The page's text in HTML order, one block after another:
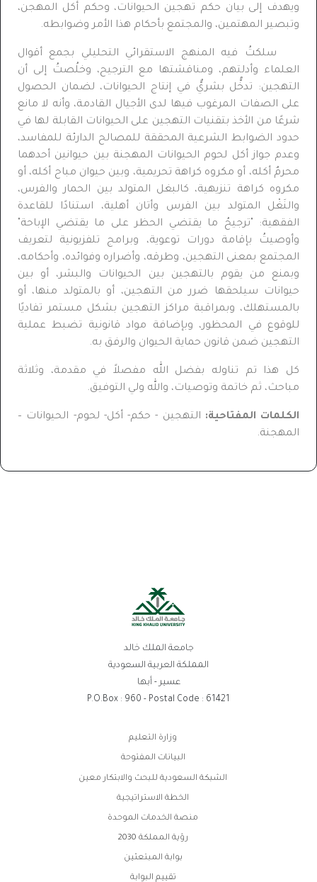
ويهدف إلى بيان حكم تهجين الحيوانات، وحكم أكل المهجن،
وتبصير المهتمين، والمجتمع بأحكام هذا الأمر وضوابطه.
سلكتُ فيه المنهج الاستقرائي التحليلي بجمع أقوال
العلماء وأدلتهم، ومناقشتها مع الترجيح، وخلُصتُ إلى أن
التهجين: تدخُّل بشريٌّ في إنتاج الحيوانات، لضمان الحصول
على الصفات المرغوب فيها لدى الأجيال القادمة، وأنه لا مانع
شرعًا من الأخذ بتقنيات التهجين على الحيوانات القابلة لها في
حدود الضوابط الشرعية المحققة للمصالح الدارئة للمفاسد،
وعدم جواز أكل لحوم الحيوانات المهجنة بين حيوانين أحدهما
محرمٌ أكله، أو مكروه كراهة تحريمية، وبين حيوان مباح أكله، أو
مكروه كراهة تنزيهية، كالبغل المتولد بين الحمار والفرس،
والنَغْل المتولد بين الفرس وأتان أهلية، استنادًا للقاعدة
الفقهية: "ترجيحُ ما يقتضي الحظر على ما يقتضي الإباحة"
وأوصيتُ بإقامة دورات توعوية، وبرامج تلفزيونية لتعريف
المجتمع بمعنى التهجين، وطرقه، وأضراره وفوائده، وأحكامه،
وبمنع من يقوم بالتهجين بين الحيوانات والبشر، أو بين
حيوانات سيلحقها ضرر من التهجين، أو بالمتولد منها، أو
بالمستهلك، وبمراقبة مراكز التهجين بشكل مستمر تفاديًا
للوقوع في المحظور، وبإضافة مواد قانونية تضبط عملية
التهجين ضمن قانون حماية الحيوان والرفق به.
كل هذا تم تناوله بفضل الله مفصلاً في مقدمة، وثلاثة
مباحث، ثم خاتمة وتوصيات، والله ولي التوفيق.
الكلمات المفتاحية: التهجين - حكم- أكل- لحوم- الحيوانات –
المهجنة.
جامعة الملك خالد
المملكة العربية السعودية
عسير - أبها
P.O.Box : 960 - Postal Code : 61421
وزارة التعليم
البيانات المفتوحة
الشبكة السعودية للبحث والابتكار معين
الخطة الاستراتيجية
منصة الخدمات الموحدة
رؤية المملكة 2030
بوابة المبتعثين
تقييم البوابة